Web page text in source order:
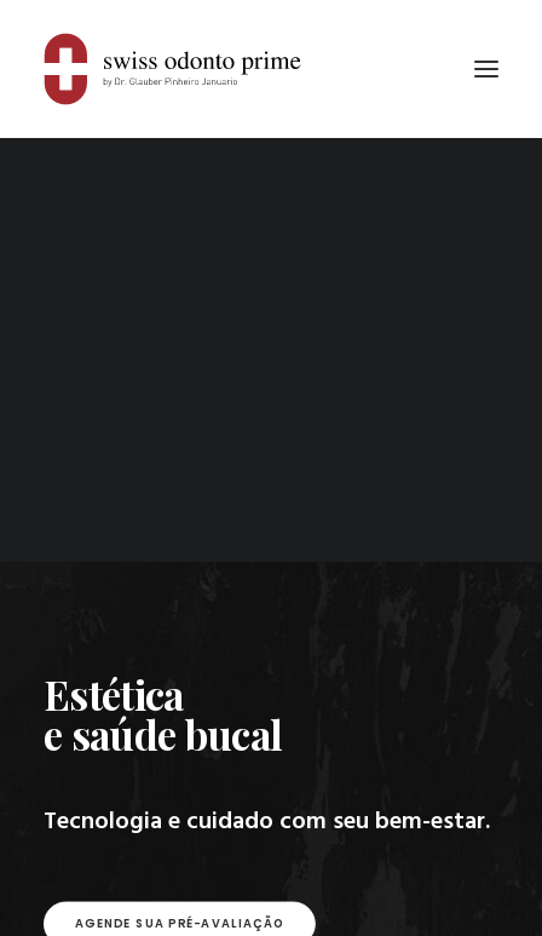
Estética
e saúde bucal
Tecnologia e cuidado com seu bem-estar.
AGENDE SUA PRÉ-AVALIAÇÃO